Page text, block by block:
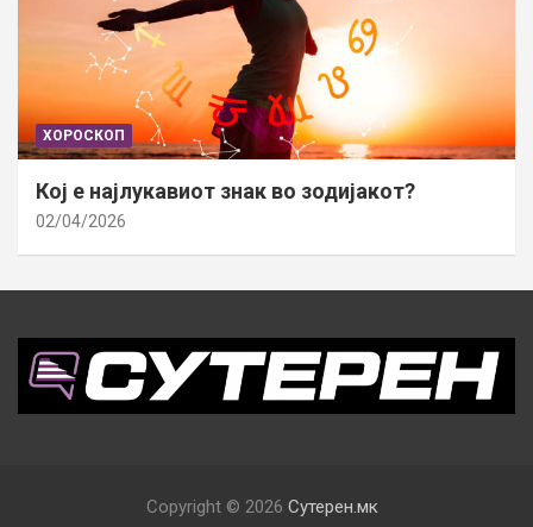
ХОРОСКОП
Кој е најлукавиот знак во зодијакот?
02/04/2026
Copyright © 2026 Сутерен.мк